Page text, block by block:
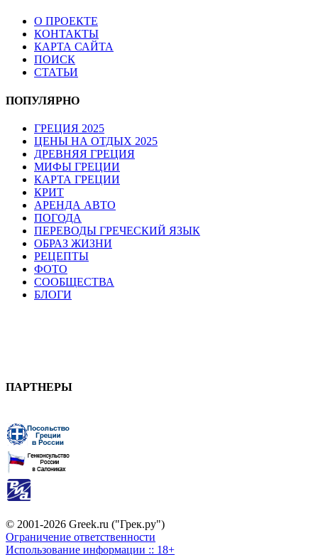
О ПРОЕКТЕ
КОНТАКТЫ
КАРТА САЙТА
ПОИСК
СТАТЬИ
ПОПУЛЯРНО
ГРЕЦИЯ 2025
ЦЕНЫ НА ОТДЫХ 2025
ДРЕВНЯЯ ГРЕЦИЯ
МИФЫ ГРЕЦИИ
КАРТА ГРЕЦИИ
КРИТ
АРЕНДА АВТО
ПОГОДА
ПЕРЕВОДЫ ГРЕЧЕСКИЙ ЯЗЫК
ОБРАЗ ЖИЗНИ
РЕЦЕПТЫ
ФОТО
СООБЩЕСТВА
БЛОГИ
ПАРТНЕРЫ
© 2001-2026 Greek.ru ("Грек.ру")
Ограничение ответственности
Использование информации :: 18+